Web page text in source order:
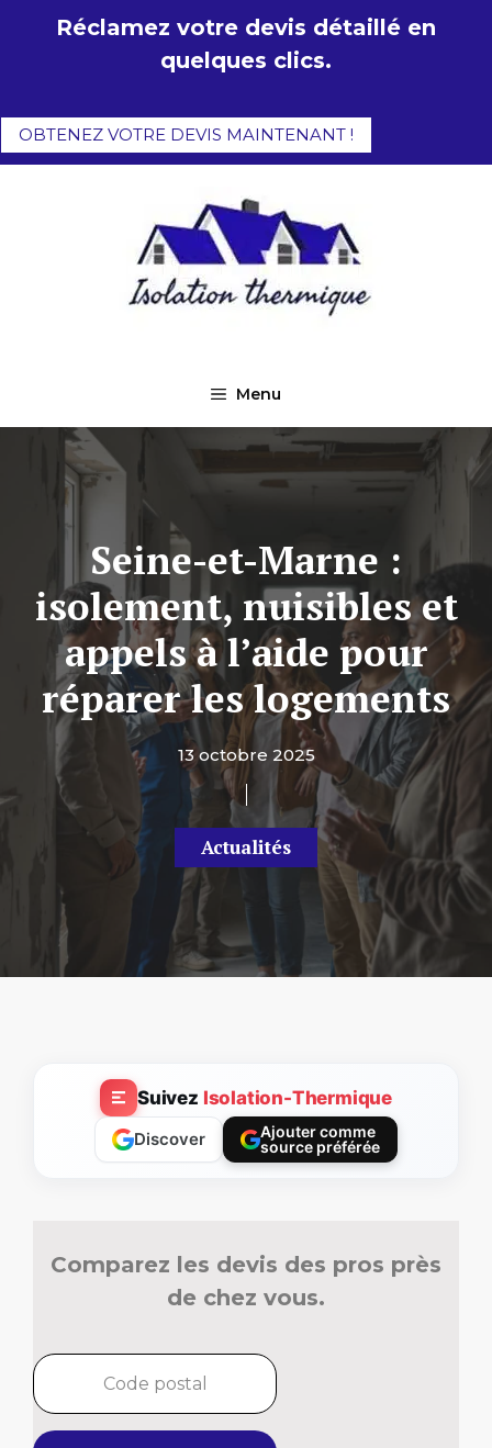
Réclamez votre devis détaillé en
quelques clics.
OBTENEZ VOTRE DEVIS MAINTENANT !
Menu
Seine-et-Marne :
isolement, nuisibles et
appels à l’aide pour
réparer les logements
13 octobre 2025
Actualités
Suivez Isolation-Thermique
Discover
Ajouter comme
source préférée
Comparez les devis des pros près
de chez vous.